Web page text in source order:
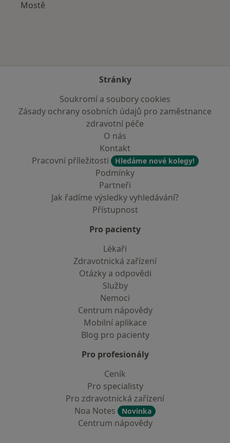
Mostě
Stránky
Soukromí a soubory cookies
Zásady ochrany osobních údajů pro zaměstnance
zdravotní péče
O nás
Kontakt
Pracovní příležitosti
Hledáme nové kolegy!
Podmínky
Partneři
Jak řadíme výsledky vyhledávání?
Přístupnost
Pro pacienty
Lékaři
Zdravotnická zařízení
Otázky a odpovědi
Služby
Nemoci
Centrum nápovědy
Mobilní aplikace
Blog pro pacienty
Pro profesionály
Ceník
Pro specialisty
Pro zdravotnická zařízení
Noa Notes
Novinka
Centrum nápovědy